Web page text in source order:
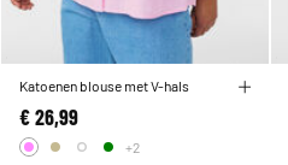
Katoenen blouse met V-hals
€ 26,99
+2